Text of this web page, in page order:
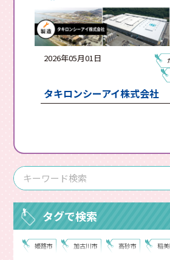
2026年05月01日
タキロンシーアイ株式会社
タグで検索
姫路市 加古川市 高砂市 稲